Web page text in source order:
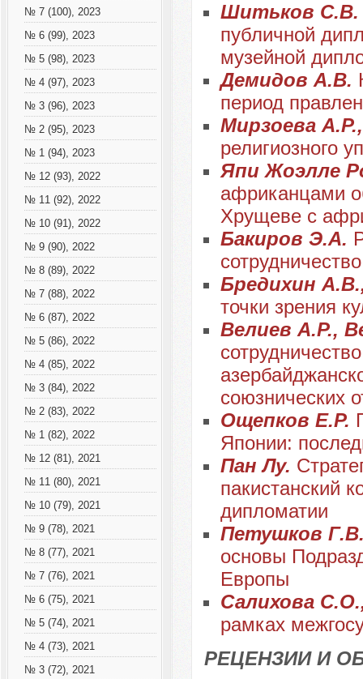
№ 7 (100), 2023
№ 6 (99), 2023
№ 5 (98), 2023
№ 4 (97), 2023
№ 3 (96), 2023
№ 2 (95), 2023
№ 1 (94), 2023
№ 12 (93), 2022
№ 11 (92), 2022
№ 10 (91), 2022
№ 9 (90), 2022
№ 8 (89), 2022
№ 7 (88), 2022
№ 6 (87), 2022
№ 5 (86), 2022
№ 4 (85), 2022
№ 3 (84), 2022
№ 2 (83), 2022
№ 1 (82), 2022
№ 12 (81), 2021
№ 11 (80), 2021
№ 10 (79), 2021
№ 9 (78), 2021
№ 8 (77), 2021
№ 7 (76), 2021
№ 6 (75), 2021
№ 5 (74), 2021
№ 4 (73), 2021
№ 3 (72), 2021
Шитьков
публичной
музейной
Демидов А.В.
период
Мирзоева
религиозного
Япи Жоэлле
африканцами
Хрущеве с
Бакиров Э.А.
Бредихин
точки зрения
Велиев А.Р.,
союзнических
Ощепков Е.Р.
Японии:
Пан Лу.
пакистанский
дипломатии
Петушков
основы
Европы
Салихова
рамках
РЕЦЕНЗИИ И